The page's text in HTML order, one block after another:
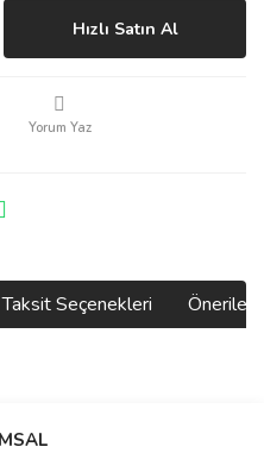
Hızlı Satın Al
Yorum Yaz
Taksit Seçenekleri
siz yapın!